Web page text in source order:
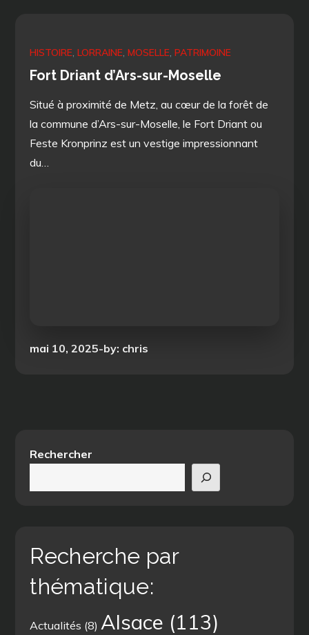
HISTOIRE LORRAINE MOSELLE PATRIMOINE
Fort Driant d’Ars-sur-Moselle
Situé à proximité de Metz, au cœur de la forêt de
la commune d’Ars-sur-Moselle, le Fort Driant ou
Feste Kronprinz est un vestige impressionnant
du…
Posted
mai 10, 2025 by: chris
Rechercher
Recherche par
thématique:
Actualités (8) Alsace (113)